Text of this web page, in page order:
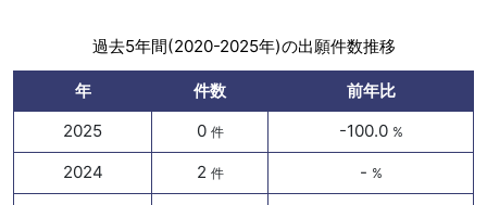
過去5年間(2020-2025年)の出願件数推移
年 件数
前年比
2025
0 件 -100.0 %
2024 2 件 - %